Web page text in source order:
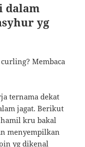
dalam
yg
Membaca
ternama dekat
jagat. Berikut
kru bakal
menyempilkan
yg dikenal